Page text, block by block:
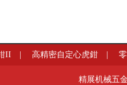
II |高精密自定心虎鉗 |
HD
精展机械五